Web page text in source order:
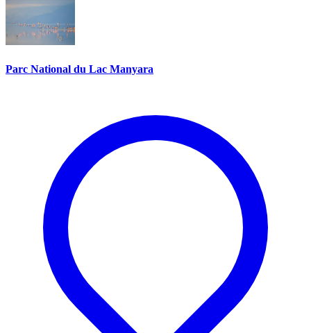
Parc National du Lac Manyara